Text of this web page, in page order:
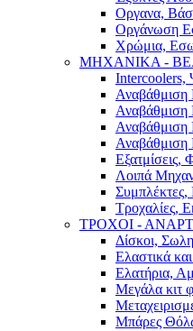
Οργανα,
Οργάνωση
Χρώμια,
ΜΗΧΑΝΙΚΑ -
Intercoolers,
Αναβάθμιση
Αναβάθμιση
Εξατμίσεις,
Λοιπά
Τροχαλίες,
ΤΡΟΧΟΙ -
Δίσκοι,
Ελαστικά
Ελατήρια,
Μεγάλα κιτ
Μπάρες